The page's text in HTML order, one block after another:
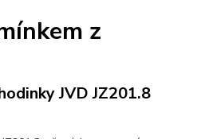
z
JVD JZ201.8